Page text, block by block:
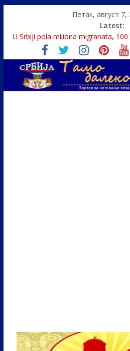
Петак, август 7,
Latest:
U Srbiji pola miliona migranata,
Како је „Господар књига“
непријатељем
Čije je pravo na istinu o Nikoli Tesli?
Srbin zaspao na Dunavu, reka ga
Politika i seks glavne teme srpskih